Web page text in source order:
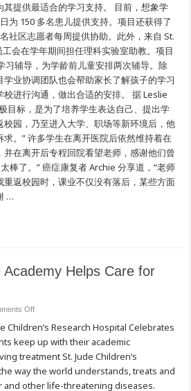
提供最适合的学习支持。 目前，想象学
为 150 多名患儿提供支持。项目还获得了
社区志愿者每周提供协助。此外，来自 St.
会在学年期间担任理科实验室助教。项目
习辅导，为学龄前儿童安排两次辅导。除
业协调团队也会帮助家长了解孩子的学习
进行沟通，做出合适的安排。 据 Leslie
目标，是为了培养学生表达自己、提出学
校园，乃至进入大学、职场等新环境后，他
。” 许多学生在离开医院后依然维持着在
在离开后专程回院看望老师，感谢他们曾
棒了。” 癌症康复者 Archie 分享道，“老师
返校园时，课业不仅没有落后，某些方面
…
Helps Care for
Offon
Jude
Imagine
Academy
Helps
Care
for
the
Whole
Children’s Research Hospital Celebrates
keep up with their academic
treatment St. Jude Children’s
way the world understands, treats and
and other life-threatening diseases.